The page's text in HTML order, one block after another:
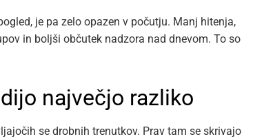
je pa zelo opazen v počutju. Manj hitenja,
in boljši občutek nadzora nad dnevom. To so
največjo razliko
se drobnih trenutkov. Prav tam se skrivajo